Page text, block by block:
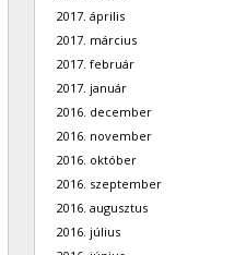
2017. április
2017. március
2017. február
2017. január
2016. december
2016. november
2016. október
2016. szeptember
2016. augusztus
2016. július